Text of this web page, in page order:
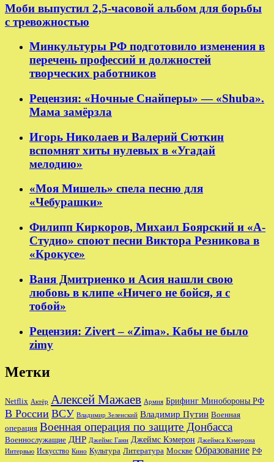
Моби выпустил 2,5-часовой альбом для борьбы
с тревожностью
Минкультуры РФ подготовило изменения в
перечень профессий и должностей
творческих работников
Рецензия: «Ночные Снайперы» — «Shuba».
Мама замёрзла
Игорь Николаев и Валерий Сюткин
вспомнят хиты нулевых в «Угадай
мелодию»
«Моя Мишель» спела песню для
«Чебурашки»
Филипп Киркоров, Михаил Боярский и «А-
Студио» споют песни Виктора Резникова в
«Крокусе»
Ваня Дмитриенко и Асия нашли свою
любовь в клипе «Ничего не бойся, я с
тобой»
Рецензия: Zivert – «Zima». Кабы не было
zimy
Метки
Netflix Актёр Алексей Мажаев Армия Брифинг Минобороны РФ
В России ВСУ Владимир Зеленский Владимир Путин Военная
операция Военная операция по защите Донбасса
Военнослужащие ДНР Джеймс Ганн Джеймс Кэмерон Джеймса Кэмерона
Интервью Искусство Кино Культура Литература Москве Образование РФ